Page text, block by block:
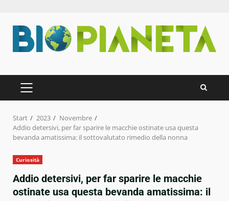
Inhalt
springen
PRIMÄRES
MENÜ
Start 2023
Novembre
Addio detersivi, per far sparire le macchie ostinate usa questa
bevanda amatissima: il sottovalutato rimedio della nonna
Curiosità
Addio detersivi, per far sparire le macchie
ostinate usa questa bevanda amatissima: il